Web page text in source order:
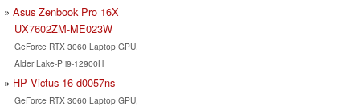
Asus Zenbook Pro 16X
UX7602ZM-ME023W
GeForce RTX 3060 Laptop GPU,
Alder Lake-P i9-12900H
HP Victus 16-d0057ns
GeForce RTX 3060 Laptop GPU,